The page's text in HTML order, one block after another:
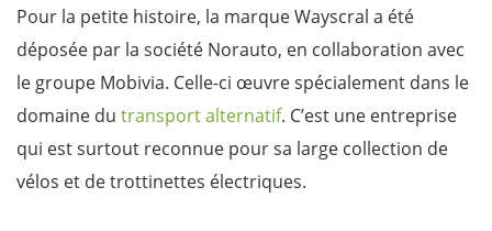
Pour la petite histoire, la marque Wayscral a été
déposée par la société Norauto, en collaboration avec
le groupe Mobivia. Celle-ci œuvre spécialement dans le
domaine du transport alternatif. C’est une entreprise
qui est surtout reconnue pour sa large collection de
vélos et de trottinettes électriques.